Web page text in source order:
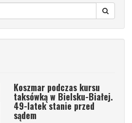
Koszmar podczas kursu
taksówką w Bielsku-Białej.
49-latek stanie przed
sądem